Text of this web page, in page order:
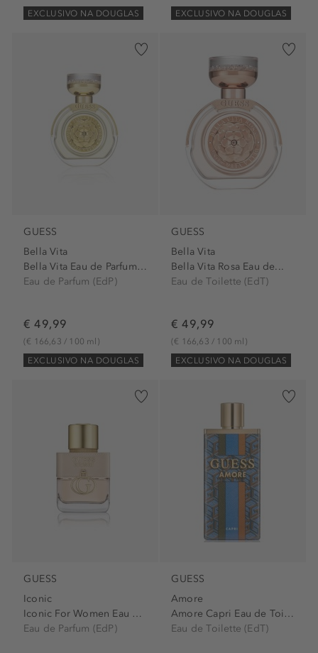
EXCLUSIVO NA DOUGLAS
EXCLUSIVO NA DOUGLAS
GUESS
Bella Vita
Bella Vita Eau de Parfum Spray
Eau de Parfum (EdP)
€ 49,99
(€ 166,63 / 100 ml)
EXCLUSIVO NA DOUGLAS
GUESS
Bella Vita
Bella Vita Rosa Eau de...
Eau de Toilette (EdT)
€ 49,99
(€ 166,63 / 100 ml)
EXCLUSIVO NA DOUGLAS
GUESS
Iconic
Iconic For Women Eau de...
Eau de Parfum (EdP)
GUESS
Amore
Amore Capri Eau de Toilette...
Eau de Toilette (EdT)